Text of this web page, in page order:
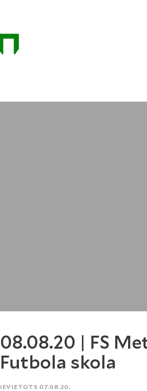
08.08.20 | FS
Futbola skola
IEVIETOTS 07.08.20.